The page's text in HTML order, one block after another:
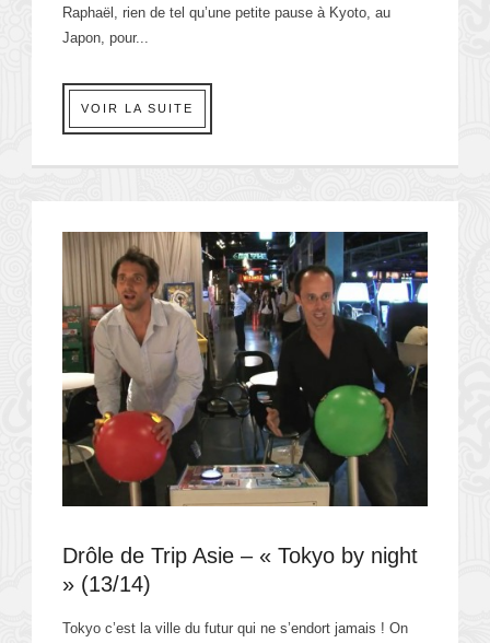
Raphaël, rien de tel qu’une petite pause à Kyoto, au
Japon, pour...
VOIR LA SUITE
Drôle de Trip Asie – « Tokyo by night
» (13/14)
Tokyo c’est la ville du futur qui ne s’endort jamais ! On